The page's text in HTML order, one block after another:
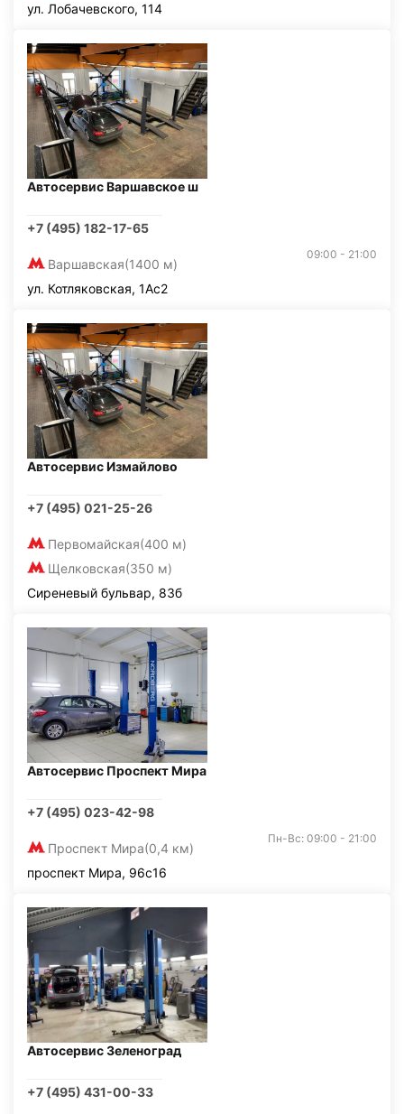
ул. Лобачевского, 114
Автосервис Варшавское ш
+7 (495) 182-17-65
Варшавская(1400 м)
09:00 - 21:00
ул. Котляковская, 1Ас2
Автосервис Измайлово
+7 (495) 021-25-26
Первомайская(400 м)
Щелковская(350 м)
Сиреневый бульвар, 83б
Автосервис Проспект Мира
+7 (495) 023-42-98
Проспект Мира(0,4 км)
Пн-Вс: 09:00 - 21:00
проспект Мира, 96с16
Автосервис Зеленоград
+7 (495) 431-00-33